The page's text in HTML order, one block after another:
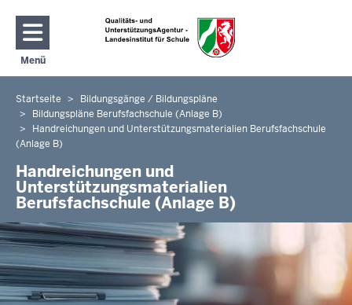
Direkt zum Inhalt
Menü
Navigation aktivieren/deaktivieren: Hauptmenü
Sie
befinden
sich
Startseite
Bildungsgänge / Bildungspläne
Bildungspläne Berufsfachschule (Anlage B)
Handreichungen und Unterstützungsmaterialien Berufsfachschule
(Anlage B)
Handreichungen und
Unterstützungsmaterialien
Berufsfachschule (Anlage B)